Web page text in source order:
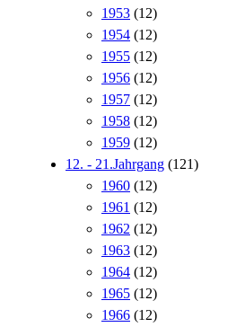
1953 (12)
1954 (12)
1955 (12)
1956 (12)
1957 (12)
1958 (12)
1959 (12)
12. - 21.Jahrgang (121)
1960 (12)
1961 (12)
1962 (12)
1963 (12)
1964 (12)
1965 (12)
1966 (12)